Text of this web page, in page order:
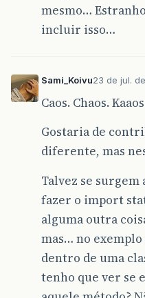
mesmo…
incluir isso…
Sami_Koivu23 de jul.
Caos. Chaos.
Gostaria de
diferente, mas
Talvez se
fazer o import
alguma outra
mas… no exemplo
dentro de uma
tenho que ver se